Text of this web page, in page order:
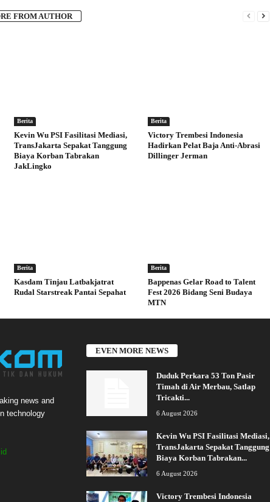
FROM AUTHOR
Berita
Kevin Wu PSI Fasilitasi Mediasi,
TransJakarta Sepakat Tanggung
Biaya Korban Tabrakan
JakLingko
Berita
Victory Trembesi Indonesia
Hadirkan Pelat Baja Anti-Abrasi
Dillinger Jerman
Berita
Kasdam Tinjau Latbakjatrat
Rudal Starstreak Pantai Sepahat
Berita
Bappenas Gelar Road to Talent
Fest 2026 Bidang Seni Budaya
MTN
news and
technology
EVEN MORE NEWS
Duduk Perkara 53 Ton Pasir
Timah di Air Merbau, Satlap
Tricakti...
6 August 2026
Kevin Wu PSI Fasilitasi Mediasi,
TransJakarta Sepakat Tanggung
Biaya Korban Tabrakan...
6 August 2026
Victory Trembesi Indonesia